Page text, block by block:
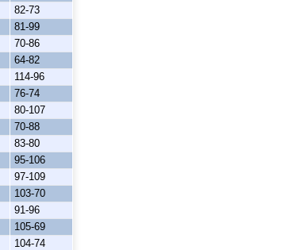
82-73
81-99
70-86
64-82
114-96
76-74
80-107
70-88
83-80
95-106
97-109
103-70
91-96
105-69
104-74